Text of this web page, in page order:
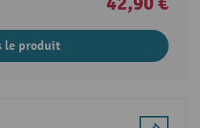
le produit